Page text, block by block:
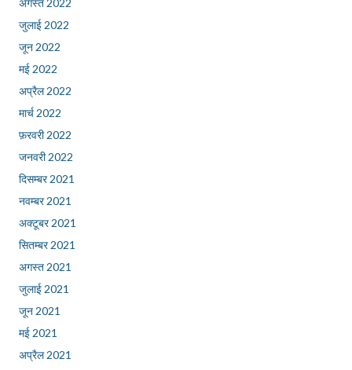
अगस्त 2022
जुलाई 2022
जून 2022
मई 2022
अप्रैल 2022
मार्च 2022
फ़रवरी 2022
जनवरी 2022
दिसम्बर 2021
नवम्बर 2021
अक्टूबर 2021
सितम्बर 2021
अगस्त 2021
जुलाई 2021
जून 2021
मई 2021
अप्रैल 2021